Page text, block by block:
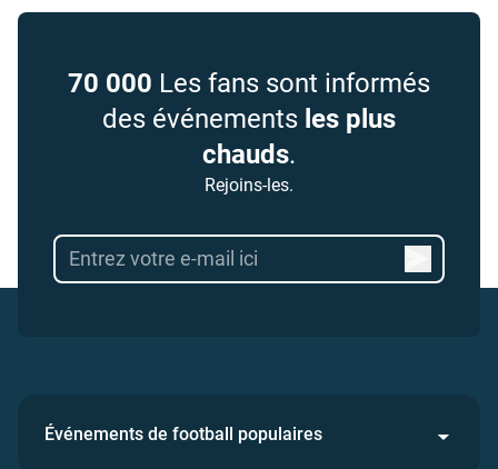
70 000 Les fans sont informés
des événements les plus
chauds.
Rejoins-les.
Événements de football populaires